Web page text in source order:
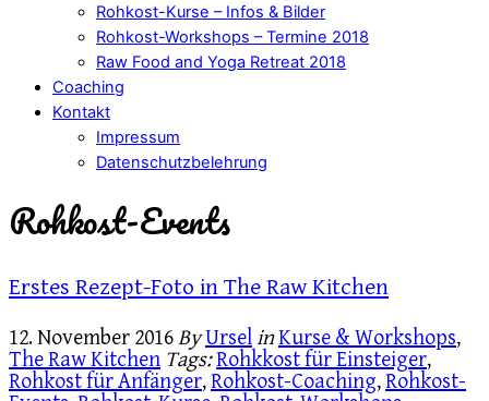
Rohkost-Kurse – Infos & Bilder
Rohkost-Workshops – Termine 2018
Raw Food and Yoga Retreat 2018
Coaching
Kontakt
Impressum
Datenschutzbelehrung
Rohkost-Events
Erstes Rezept-Foto in The Raw Kitchen
12. November 2016ByUrselinKurse & Workshops,
The Raw Kitchen Tags:Rohkkost für Einsteiger,
Rohkost für Anfänger,Rohkost-Coaching,Rohkost-